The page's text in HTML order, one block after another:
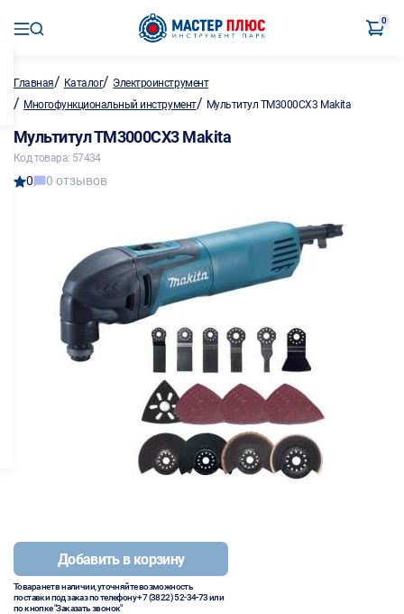
0
Главная/ Каталог/ Электроинструмент
/ Многофункциональный инструмент/ Мультитул ТМ3000СХ3 Makita
Мультитул ТМ3000СХ3 Makita
Код товара: 57434
0 0 отзывов
Добавить в корзину
Товара нет в наличии, уточняйте возможность
поставки под заказ по телефону+7 (3822) 52-34-73или
по кнопке "Заказать звонок"